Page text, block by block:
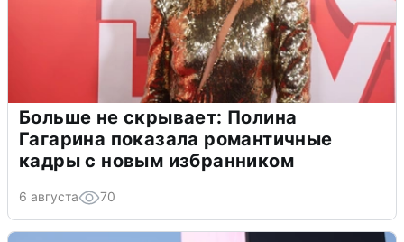
Больше не скрывает: Полина
Гагарина показала романтичные
кадры с новым избранником
6 августа 70